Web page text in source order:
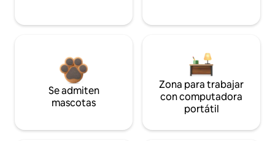
Se admiten
mascotas
Zona para trabajar
con computadora
portátil